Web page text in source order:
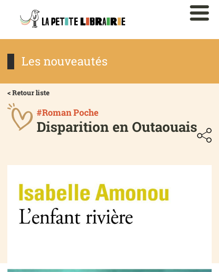
Les nouveautés
< Retour liste
#Roman Poche
Disparition en Outaouais